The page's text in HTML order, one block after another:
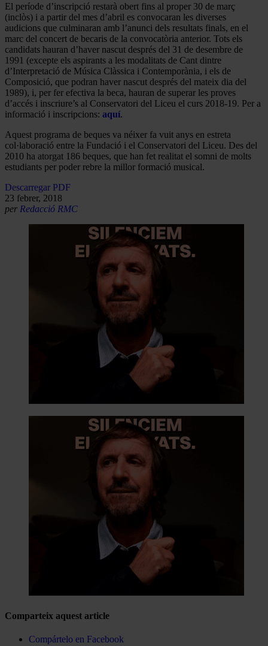
El període d’inscripció restarà obert fins al proper 30 de març
(inclòs) i a partir del mes d’abril es convocaran les diverses
audicions que culminaran amb l’anunci dels resultats finals, en el
marc del concert de becaris de la convocatòria anterior. Tots els
candidats hauran d’haver nascut després del 31 de desembre de
1991 (excepte els aspirants a les modalitats de Cant dintre
d’Interpretació de Música Clàssica i Contemporània, i els de
Composició, que podran haver nascut després del mateix dia del
1989), i, per fer efectiva la beca, hauran de superar les proves
d’accés i inscriure’s al Conservatori del Liceu el curs 2018-19. Per a
informació i inscripcions: aquí.
Aquest programa de beques va néixer fa vuit anys en estreta
col·laboració entre la Fundació i el Conservatori del Liceu. Des del
2010 ha atorgat 186 beques, que han fet realitat el somni de molts
estudiants per poder rebre la millor formació musical.
Descarregar PDF
23 febrer, 2018
per Redacció RMC
Comparteix aquest article
Compártelo en Facebook